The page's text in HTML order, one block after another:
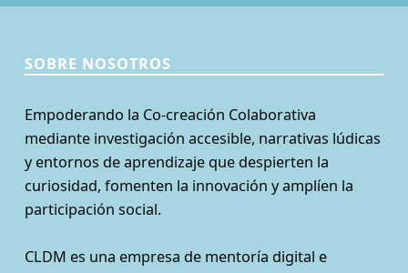
SOBRE NOSOTROS
Empoderando la Co-creación Colaborativa
mediante investigación accesible, narrativas lúdicas
y entornos de aprendizaje que despierten la
curiosidad, fomenten la innovación y amplíen la
participación social.
CLDM es una empresa de mentoría digital e